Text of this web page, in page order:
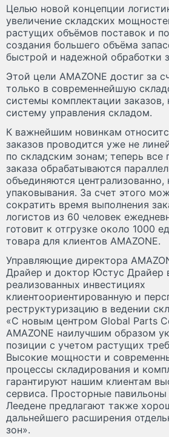
Целью новой концепции
увеличение складских
растущих объёмов поставок и
создания большего объёма
быстрой и надежной обработки
Этой цели AMAZONE достиг за
только в современнейшую
системы комплектации
систему управления складом.
К важнейшим новинкам
заказов проводится уже не
по складским зонам; теперь все
заказа обрабатываются
объединяются централизованно,
упаковывания. За счет этого
сократить время выполнения
логистов из 60 человек
готовит к отгрузке около 1000
товара для клиентов AMAZONE.
Управляющие директора
Драйер и доктор Юстус Драйер
реализованных инвестициях
клиентоориентированную и
реструктуризацию в ведении
«С новым центром Global Parts
AMAZONE наилучшим образом
позиции с учетом растущих
Высокие мощности и
процессы складирования и
гарантируют нашим клиентам
сервиса. Просторные
Леедене предлагают также
дальнейшего расширения
зон».